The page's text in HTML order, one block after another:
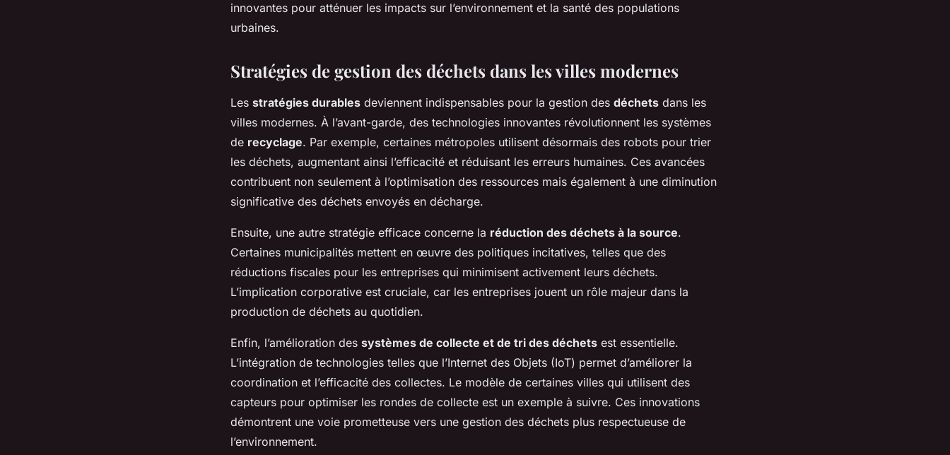
innovantes pour atténuer les impacts sur l’environnement et la santé des populations
urbaines.
Stratégies de gestion des déchets dans les villes modernes
Les stratégies durables deviennent indispensables pour la gestion des déchets dans les
villes modernes. À l’avant-garde, des technologies innovantes révolutionnent les systèmes
de recyclage. Par exemple, certaines métropoles utilisent désormais des robots pour trier
les déchets, augmentant ainsi l’efficacité et réduisant les erreurs humaines. Ces avancées
contribuent non seulement à l’optimisation des ressources mais également à une diminution
significative des déchets envoyés en décharge.
Ensuite, une autre stratégie efficace concerne la réduction des déchets à la source.
Certaines municipalités mettent en œuvre des politiques incitatives, telles que des
réductions fiscales pour les entreprises qui minimisent activement leurs déchets.
L’implication corporative est cruciale, car les entreprises jouent un rôle majeur dans la
production de déchets au quotidien.
Enfin, l’amélioration des systèmes de collecte et de tri des déchets est essentielle.
L’intégration de technologies telles que l’Internet des Objets (IoT) permet d’améliorer la
coordination et l’efficacité des collectes. Le modèle de certaines villes qui utilisent des
capteurs pour optimiser les rondes de collecte est un exemple à suivre. Ces innovations
démontrent une voie prometteuse vers une gestion des déchets plus respectueuse de
l’environnement.